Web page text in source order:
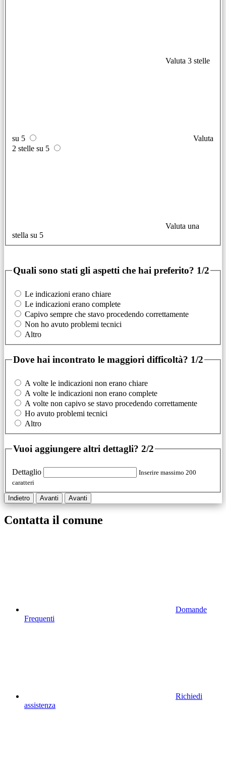
Valuta 3 stelle
su 5
Valuta
2 stelle su 5
Valuta una
stella su 5
Quali sono stati gli aspetti che hai preferito? 1/2
Le indicazioni erano chiare
Le indicazioni erano complete
Capivo sempre che stavo procedendo correttamente
Non ho avuto problemi tecnici
Altro
Dove hai incontrato le maggiori difficoltà? 1/2
A volte le indicazioni non erano chiare
A volte le indicazioni non erano complete
A volte non capivo se stavo procedendo correttamente
Ho avuto problemi tecnici
Altro
Vuoi aggiungere altri dettagli? 2/2
Dettaglio
Inserire massimo 200
caratteri
Indietro Avanti Avanti
Contatta il comune
Domande
Frequenti
Richiedi
assistenza